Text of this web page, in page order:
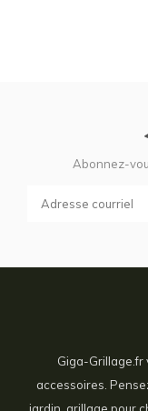
Abonnez-
Giga-Grillage.fr
accessoires.